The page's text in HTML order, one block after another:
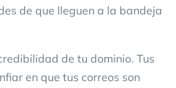
de que lleguen a la bandeja
de tu dominio. Tus
en que tus correos son